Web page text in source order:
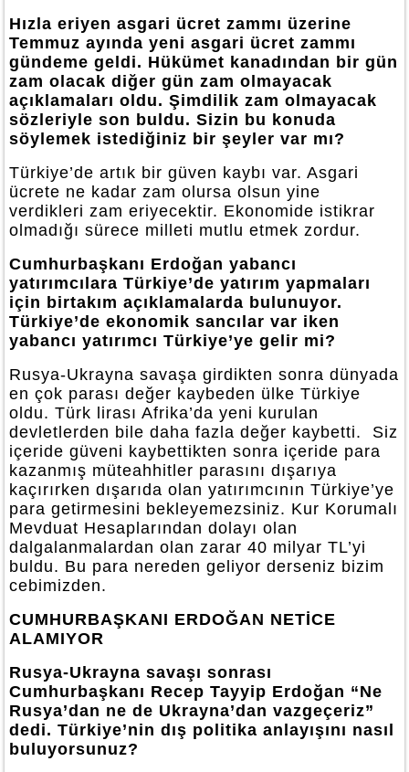
Hızla eriyen asgari ücret zammı üzerine
Temmuz ayında yeni asgari ücret zammı
gündeme geldi. Hükümet kanadından bir gün
zam olacak diğer gün zam olmayacak
açıklamaları oldu. Şimdilik zam olmayacak
sözleriyle son buldu. Sizin bu konuda
söylemek istediğiniz bir şeyler var mı?
Türkiye’de artık bir güven kaybı var. Asgari
ücrete ne kadar zam olursa olsun yine
verdikleri zam eriyecektir. Ekonomide istikrar
olmadığı sürece milleti mutlu etmek zordur.
Cumhurbaşkanı Erdoğan yabancı
yatırımcılara Türkiye’de yatırım yapmaları
için birtakım açıklamalarda bulunuyor.
Türkiye’de ekonomik sancılar var iken
yabancı yatırımcı Türkiye’ye gelir mi?
Rusya-Ukrayna savaşa girdikten sonra dünyada
en çok parası değer kaybeden ülke Türkiye
oldu. Türk lirası Afrika’da yeni kurulan
devletlerden bile daha fazla değer kaybetti. Siz
içeride güveni kaybettikten sonra içeride para
kazanmış müteahhitler parasını dışarıya
kaçırırken dışarıda olan yatırımcının Türkiye’ye
para getirmesini bekleyemezsiniz. Kur Korumalı
Mevduat Hesaplarından dolayı olan
dalgalanmalardan olan zarar 40 milyar TL’yi
buldu. Bu para nereden geliyor derseniz bizim
cebimizden.
CUMHURBAŞKANI ERDOĞAN NETİCE
ALAMIYOR
Rusya-Ukrayna savaşı sonrası
Cumhurbaşkanı Recep Tayyip Erdoğan “Ne
Rusya’dan ne de Ukrayna’dan vazgeçeriz”
dedi. Türkiye’nin dış politika anlayışını nasıl
buluyorsunuz?